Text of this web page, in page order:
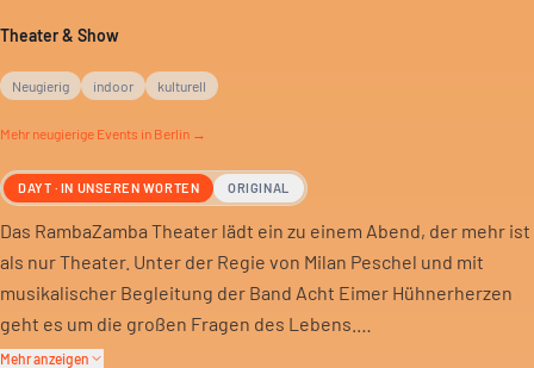
Theater & Show
Neugierig indoor kulturell
Mehr neugierige Events in Berlin →
DAYT · IN UNSEREN WORTEN ORIGINAL
Das RambaZamba Theater lädt ein zu einem Abend, der mehr ist
als nur Theater. Unter der Regie von Milan Peschel und mit
musikalischer Begleitung der Band Acht Eimer Hühnerherzen
geht es um die großen Fragen des Lebens.
Mehr anzeigen